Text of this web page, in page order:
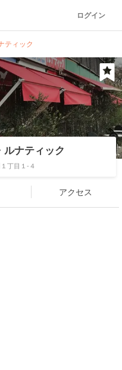
ログイン
ティック
ルナティック
丁目１-４
アクセス